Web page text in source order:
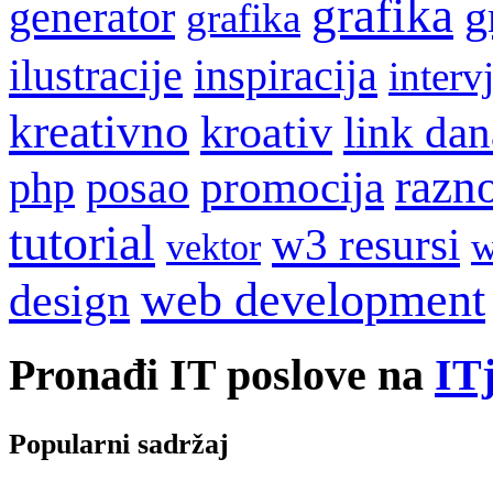
generator grafika grafika
ilustracije inspiracija
kreativno kroativ link
php posao promocija
tutorial vektor w3 resursi
design web development
Pronađi IT poslove na
Popularni sadržaj